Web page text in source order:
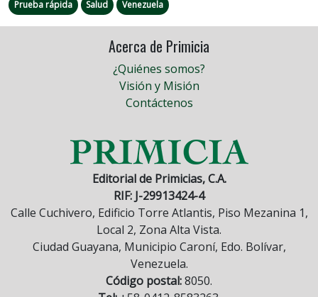
Prueba rápida
Salud Venezuela
Acerca de Primicia
¿Quiénes somos?
Visión y Misión
Contáctenos
Editorial de Primicias, C.A.
RIF: J-29913424-4
Calle Cuchivero, Edificio Torre Atlantis, Piso Mezanina 1,
Local 2, Zona Alta Vista.
Ciudad Guayana, Municipio Caroní, Edo. Bolívar,
Venezuela.
Código postal:8050.